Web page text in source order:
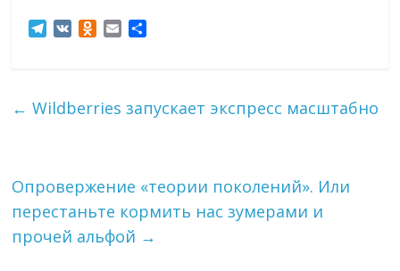
T
g
r
O
k
n
i
i
в
← Wildberries запускает экспресс масштабно
Опровержение «теории поколений». Или
перестаньте кормить нас зумерами и
прочей альфой →